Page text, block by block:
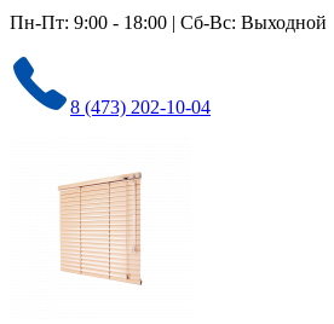
Пн-Пт: 9:00 - 18:00 | Сб-Вс: Выходной
8 (473) 202-10-04